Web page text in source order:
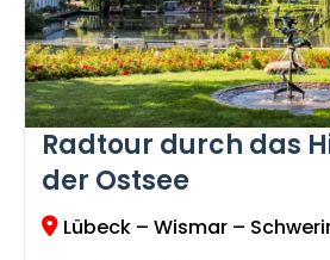
Radtour durch das
der Ostsee
Lübeck – Wismar –